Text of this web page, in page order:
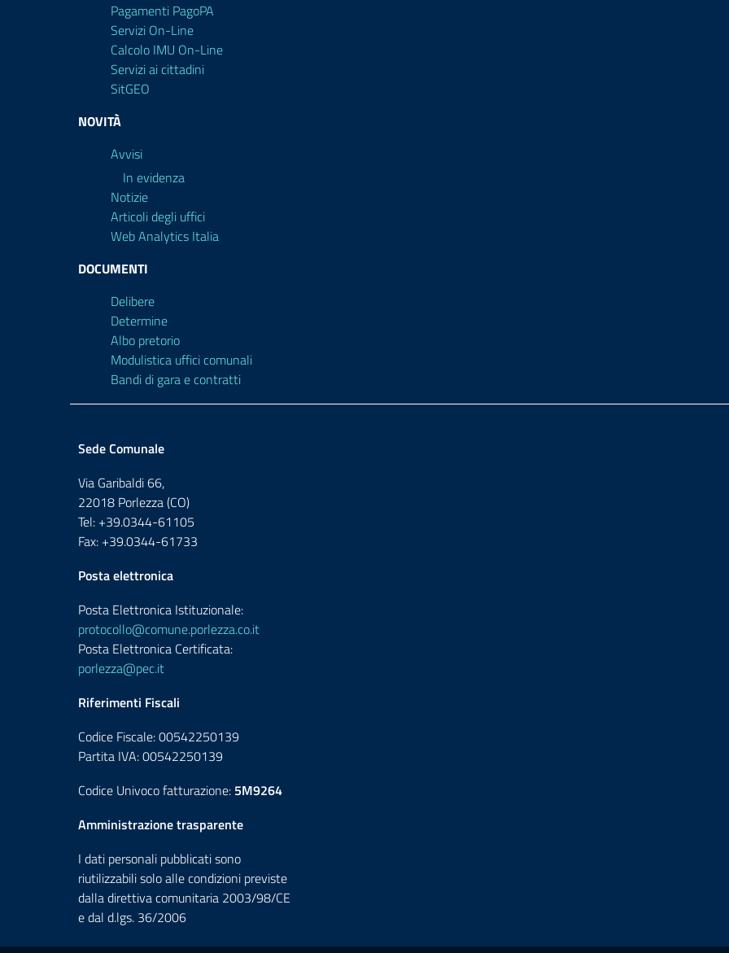
Pagamenti PagoPA
Servizi On-Line
Calcolo IMU On-Line
Servizi ai cittadini
SitGEO
NOVITÀ
Avvisi
In evidenza
Notizie
Articoli degli uffici
Web Analytics Italia
DOCUMENTI
Delibere
Determine
Albo pretorio
Modulistica uffici comunali
Bandi di gara e contratti
Sede Comunale
Via Garibaldi 66,
22018 Porlezza (CO)
Tel: +39.0344-61105
Fax: +39.0344-61733
Posta elettronica
Posta Elettronica Istituzionale:
protocollo@comune.porlezza.co.it
Posta Elettronica Certificata:
porlezza@pec.it
Riferimenti Fiscali
Codice Fiscale: 00542250139
Partita IVA: 00542250139
Codice Univoco fatturazione: 5M9264
Amministrazione trasparente
I dati personali pubblicati sono
riutilizzabili solo alle condizioni previste
dalla direttiva comunitaria 2003/98/CE
e dal d.lgs. 36/2006